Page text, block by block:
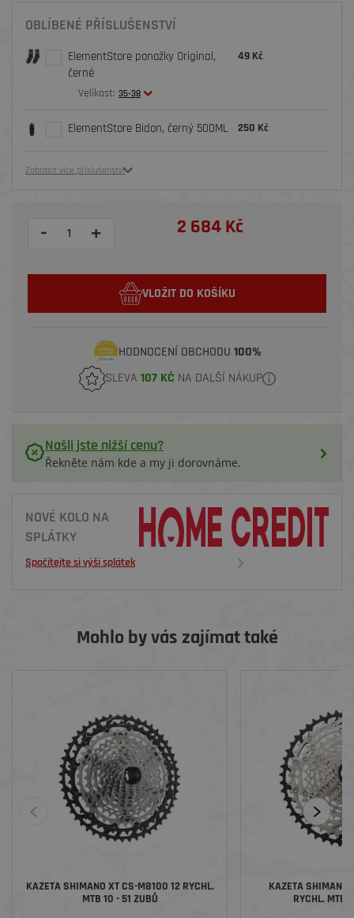
OBLÍBENÉ PŘÍSLUŠENSTVÍ
ElementStore ponožky Original,
černé
Velikost: 35-38
49 Kč
ElementStore Bidon, černý 500ML 250 Kč
Zobrazit více příslušenství
- + 2 684 Kč
VLOŽIT DO KOŠÍKU
HODNOCENÍ OBCHODU 100%
SLEVA 107 KČ NA DALŠÍ NÁKUP
Našli jste nižší cenu?
Řekněte nám kde a my ji dorovnáme.
NOVÉ KOLO NA
SPLÁTKY
Spočítejte si výši splátek
Mohlo by vás zajímat také
KAZETA SHIMANO XT CS-M8100 12 RYCHL.
MTB 10 - 51 ZUBŮ
KAZETA SHIMANO
RYCHL. MTB